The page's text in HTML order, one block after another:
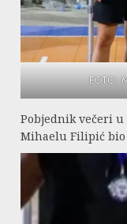
FOTO:
Pobjednik večeri
Mihaelu Filipić bio